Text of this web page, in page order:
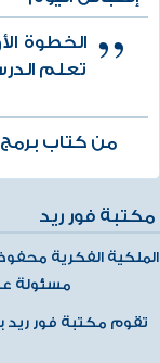
الخطوة
تعلم
من كتاب
مكتبة فور ريد
الملكية الفكرية
مسئولة
تقوم مكتبة فور ريد